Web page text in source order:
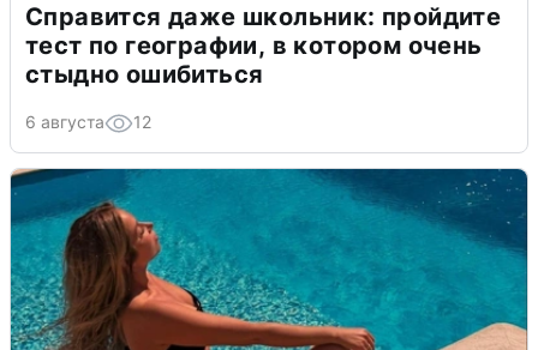
Справится даже школьник: пройдите
тест по географии, в котором очень
стыдно ошибиться
6 августа 12